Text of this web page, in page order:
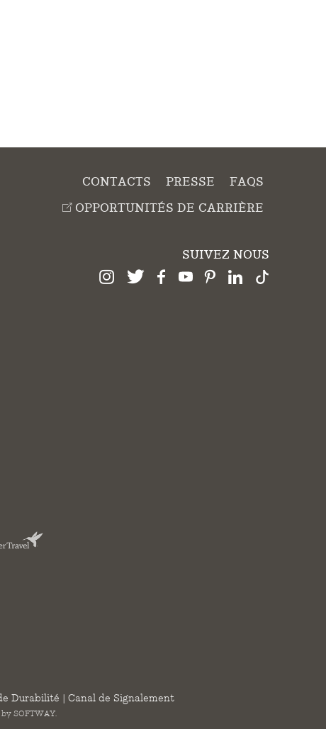
CONTACTS PRESSE
FAQS
OPPORTUNITÉS DE CARRIÈRE
SUIVEZ NOUS
Durabilité | Canal de Signalement
by SOFTWAY.